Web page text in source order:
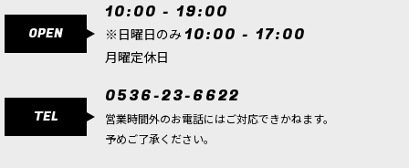
OPEN
10:00 - 19:00
※日曜日のみ 10:00 - 17:00
月曜定休日
TEL
0536-23-6622
営業時間外のお電話にはご対応できかねます。
予めご了承ください。